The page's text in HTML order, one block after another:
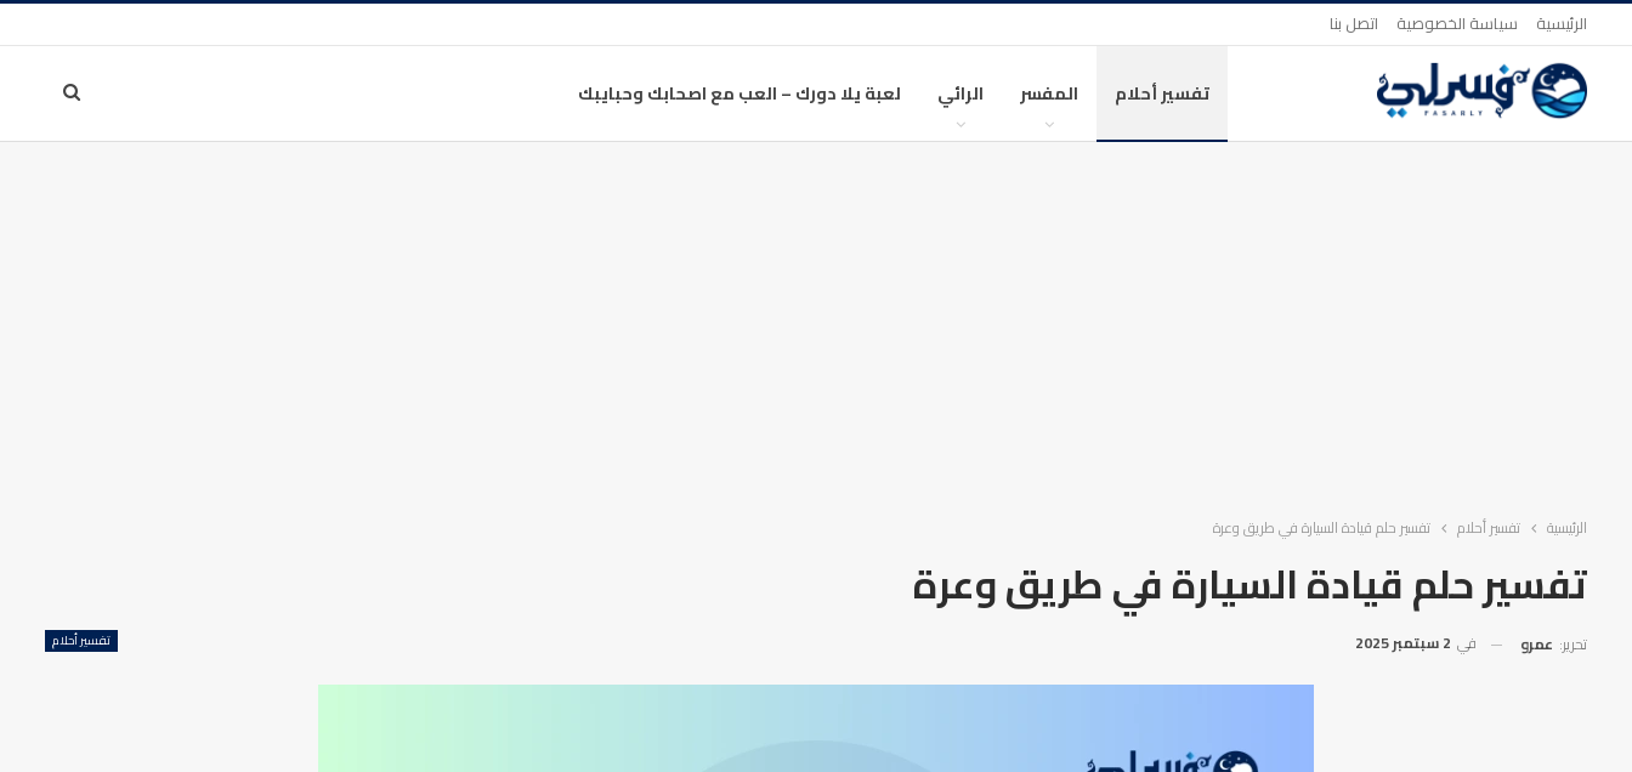
الرئيسية سياسة الخصوصية اتصل بنا
تفسير أحلام المفسر الرائي لعبة يلا دورك – العب مع اصحابك وحبايبك
الرئيسية تفسير أحلام تفسير حلم قيادة السيارة في طريق وعرة
تفسير حلم قيادة السيارة في طريق وعرة
تفسير أحلام تحرير: عمرو في 2 سبتمبر 2025